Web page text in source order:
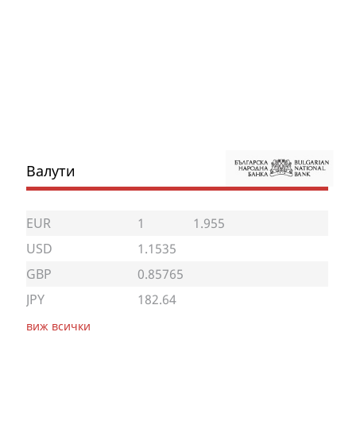
Валути
EUR 1
1.955
USD
1.1535
GBP
0.85765
JPY
182.64
виж всички